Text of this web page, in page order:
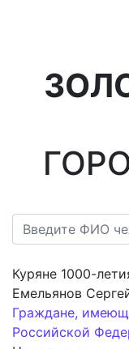
Куряне 1000-
Емельянов
Граждане,
Российской